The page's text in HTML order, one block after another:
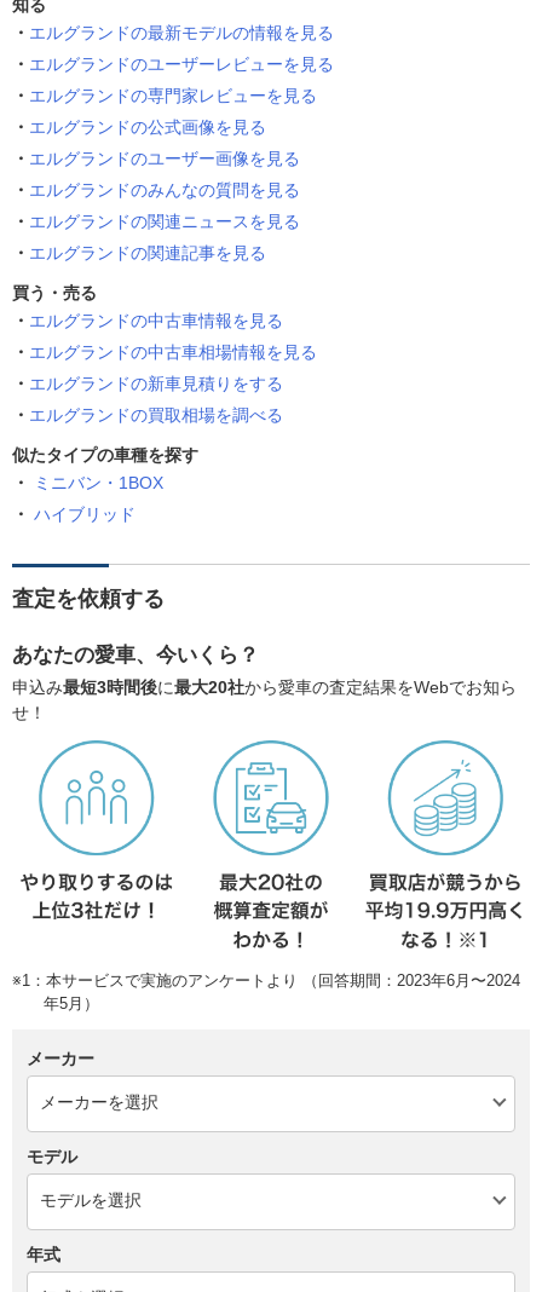
知る
エルグランドの最新モデルの情報を見る
エルグランドのユーザーレビューを見る
エルグランドの専門家レビューを見る
エルグランドの公式画像を見る
エルグランドのユーザー画像を見る
エルグランドのみんなの質問を見る
エルグランドの関連ニュースを見る
エルグランドの関連記事を見る
買う・売る
エルグランドの中古車情報を見る
エルグランドの中古車相場情報を見る
エルグランドの新車見積りをする
エルグランドの買取相場を調べる
似たタイプの車種を探す
ミニバン・1BOX
ハイブリッド
査定を依頼する
あなたの愛車、今いくら？
申込み最短3時間後に最大20社から愛車の査定結果をWebでお知ら
せ！
※1：本サービスで実施のアンケートより （回答期間：2023年6月〜2024
年5月）
メーカー
モデル
年式